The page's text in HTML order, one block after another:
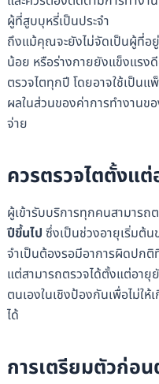
ผู้ที่สูบบุหรี่เป็นประจำ
ถึงแม้คุณจะยังไม่จัดเป็นผู้ที่อยู่
น้อย หรือร่างกายยังแข็งแรง
ตรวจไตทุกปี โดยอาจใช้เป็น
ผลในส่วนของค่าการทำงานข
จ่าย
ควรตรวจไตตั้งแต่
ผู้เข้ารับบริการทุกคนสามารถ
ปีขึ้นไป ซึ่งเป็นช่วงอายุเริ่มต้
จำเป็นต้องรอมีอาการผิดปก
แต่สามารถตรวจได้ตั้งแต่อายุ
ตนเองในเชิงป้องกันเพื่อไม่ใ
ได้
การเตรียมตัวก่อน